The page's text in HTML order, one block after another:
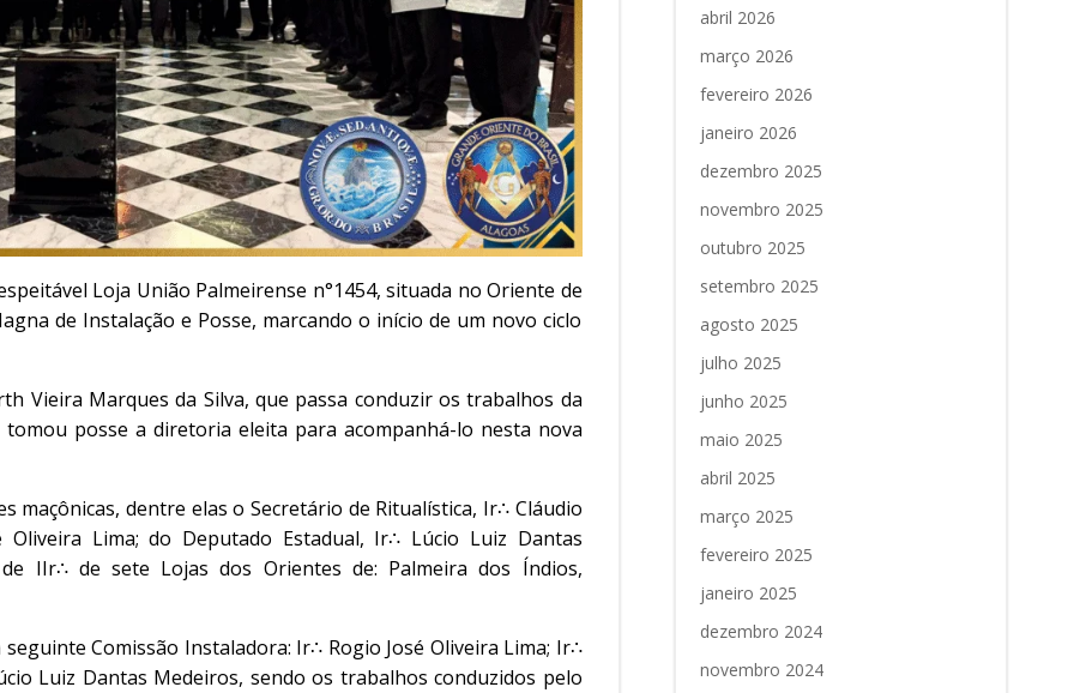
Loja União Palmeirense n°1454, situada no Oriente de
de Instalação e Posse, marcando o início de um novo ciclo
Vieira Marques da Silva, que passa conduzir os trabalhos da
posse a diretoria eleita para acompanhá-lo nesta nova
maçônicas, dentre elas o Secretário de Ritualística, Ir∴ Cláudio
Lima; do Deputado Estadual, Ir∴ Lúcio Luiz Dantas
IIr∴ de sete Lojas dos Orientes de: Palmeira dos Índios,
Comissão Instaladora: Ir∴ Rogio José Oliveira Lima; Ir∴
Luiz Dantas Medeiros, sendo os trabalhos conduzidos pelo
abril 2026
março 2026
fevereiro 2026
janeiro 2026
dezembro 2025
novembro 2025
outubro 2025
setembro 2025
agosto 2025
julho 2025
junho 2025
maio 2025
abril 2025
março 2025
fevereiro 2025
janeiro 2025
dezembro 2024
novembro 2024